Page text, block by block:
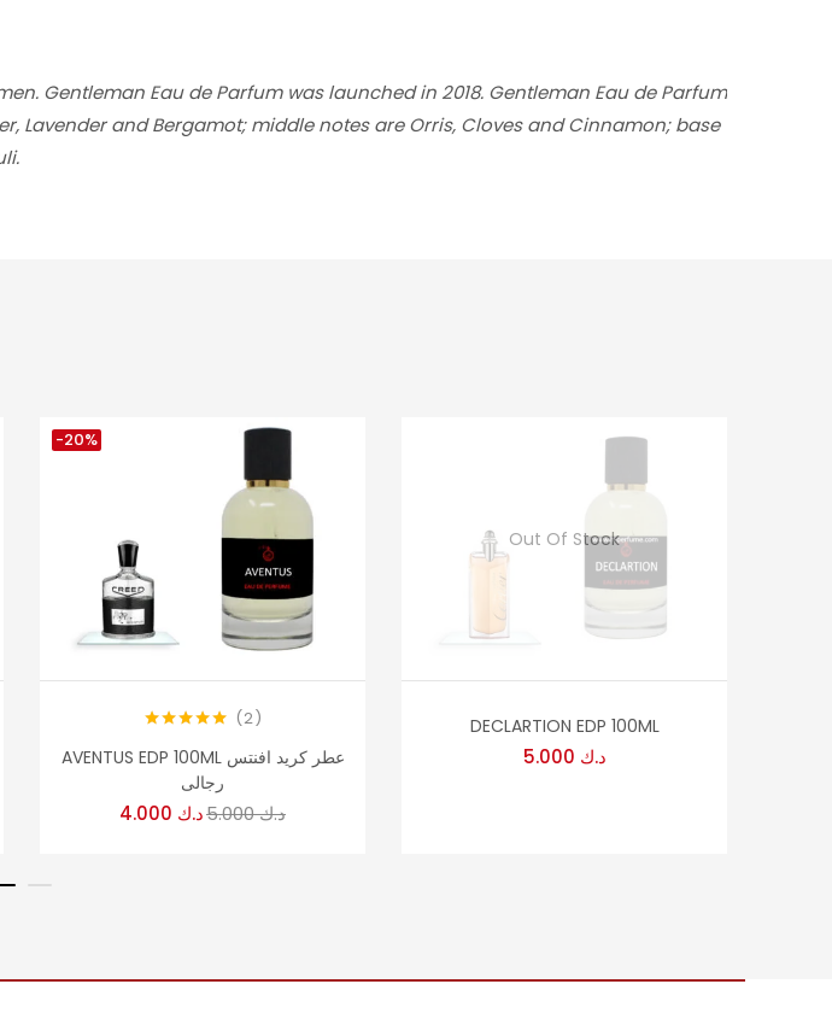
Gentleman Eau de Parfum was launched in 2018. Gentleman Eau de Parfum
Lavender and Bergamot; middle notes are Orris, Cloves and Cinnamon; base
-20%
5.00من 5
2
AVENTUS EDP 100ML عطر كريد افنتس
رجالى
د.ك د.ك5.000
Out Of Stock
DECLARTION EDP 100ML
د.ك